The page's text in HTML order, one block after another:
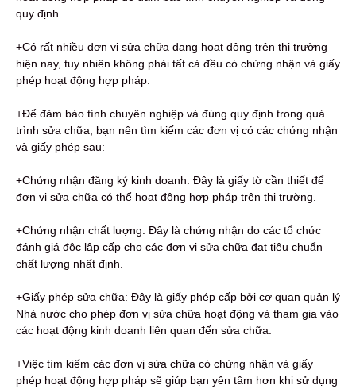
quy định.
+Có rất nhiều đơn vị sửa chữa đang hoạt động trên thị trường
hiện nay, tuy nhiên không phải tất cả đều có chứng nhận và giấy
phép hoạt động hợp pháp.
+Để đảm bảo tính chuyên nghiệp và đúng quy định trong quá
trình sửa chữa, bạn nên tìm kiếm các đơn vị có các chứng nhận
và giấy phép sau:
+Chứng nhận đăng ký kinh doanh: Đây là giấy tờ cần thiết để
đơn vị sửa chữa có thể hoạt động hợp pháp trên thị trường.
+Chứng nhận chất lượng: Đây là chứng nhận do các tổ chức
đánh giá độc lập cấp cho các đơn vị sửa chữa đạt tiêu chuẩn
chất lượng nhất định.
+Giấy phép sửa chữa: Đây là giấy phép cấp bởi cơ quan quản lý
Nhà nước cho phép đơn vị sửa chữa hoạt động và tham gia vào
các hoạt động kinh doanh liên quan đến sửa chữa.
+Việc tìm kiếm các đơn vị sửa chữa có chứng nhận và giấy
phép hoạt động hợp pháp sẽ giúp bạn yên tâm hơn khi sử dụng